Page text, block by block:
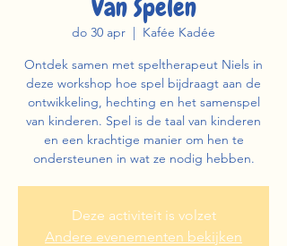
Van Spelen
do 30 apr
  |
Kafée Kadée
Ontdek samen met speltherapeut Niels in
deze workshop hoe spel bijdraagt aan de
ontwikkeling, hechting en het samenspel
van kinderen. Spel is de taal van kinderen
en een krachtige manier om hen te
ondersteunen in wat ze nodig hebben.
Deze activiteit is volzet
Andere evenementen bekijken